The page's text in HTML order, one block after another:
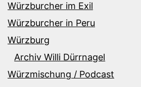
Würzburcher im Exil
Würzburcher in Peru
Würzburg
Archiv Willi Dürrnagel
Würzmischung / Podcast